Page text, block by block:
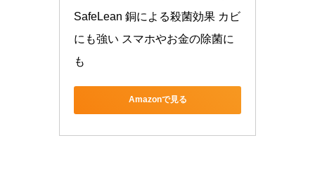
SafeLean 銅による殺菌効果 カビ
にも強い スマホやお金の除菌に
も
Amazonで見る